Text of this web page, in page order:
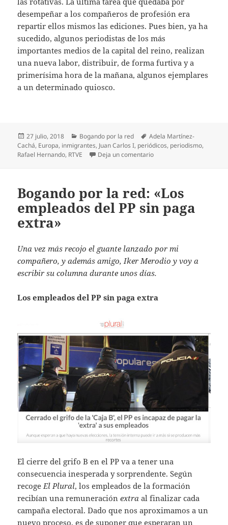
desempeñar a los compañeros de profesión era
repartir ellos mismos las ediciones. Pues bien, ya ha
sucedido, algunos periodistas de los más
importantes medios de la capital del reino, realizan
una nueva labor, distribuir, de forma furtiva y a
primerísima hora de la mañana, algunos ejemplares
a un determinado quiosco.
Publicado
el
27 julio, 2018 Categorías
Bogando por la red Etiquetas
Adela Martínez-
Cachá, Europa, inmigrantes, Juan Carlos I, periódicos, periodismo,
Rafael Hernando, RTVE Deja un comentarioen Bogando por la red:
Bogando por la red: «Los
empleados del PP sin paga
extra»
Una vez más recojo el guante lanzado por mi
compañero, y además amigo, Iker Merodio y voy a
escribir su columna durante unos días.
Los empleados del PP sin paga extra
El cierre del grifo B en el PP va a tener una
consecuencia inesperada y sorprendente. Según
recoge El Plural, los empleados de la formación
recibían una remuneraciónextraal finalizar cada
campaña electoral. Dado que nos aproximamos a un
nuevo proceso, es de suponer que esperaran un